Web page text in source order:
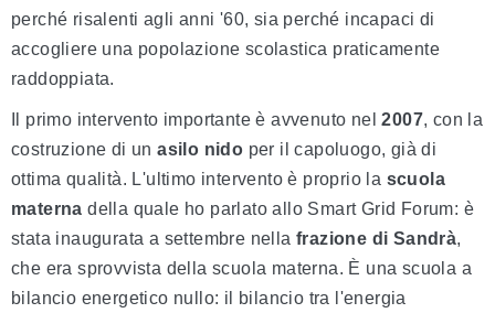
perché risalenti agli anni '60, sia perché incapaci di
accogliere una popolazione scolastica praticamente
raddoppiata.
Il primo intervento importante è avvenuto nel2007, con la
costruzione di unasilo nido per il capoluogo, già di
ottima qualità. L'ultimo intervento è proprio la scuola
materna della quale ho parlato allo Smart Grid Forum: è
stata inaugurata a settembre nella frazione di Sandrà,
che era sprovvista della scuola materna. È una scuola a
bilancio energetico nullo: il bilancio tra l'energia